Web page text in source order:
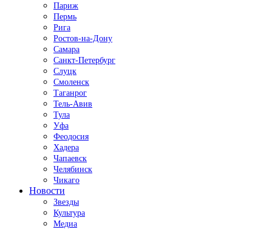
Париж
Пермь
Рига
Ростов-на-Дону
Самара
Санкт-Петербург
Слуцк
Смоленск
Таганрог
Тель-Авив
Тула
Уфа
Феодосия
Хадера
Чапаевск
Челябинск
Чикаго
Новости
Звезды
Культура
Медиа